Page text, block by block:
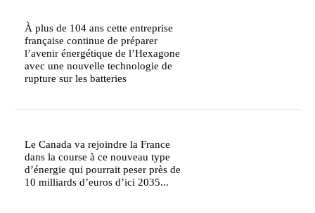
À plus de 104 ans cette entreprise
française continue de préparer
l’avenir énergétique de l’Hexagone
avec une nouvelle technologie de
rupture sur les batteries
Le Canada va rejoindre la France
dans la course à ce nouveau type
d’énergie qui pourrait peser près de
10 milliards d’euros d’ici 2035...